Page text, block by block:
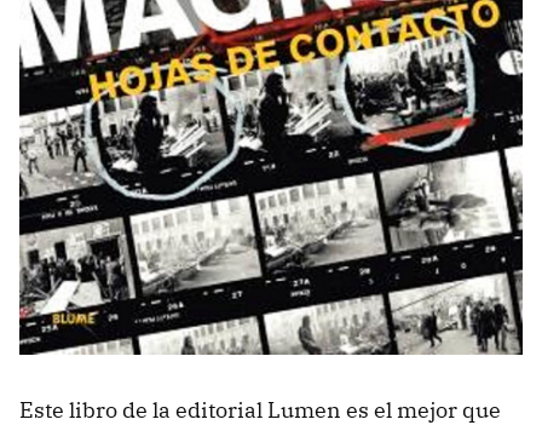
Este libro de la editorial Lumen es el mejor que